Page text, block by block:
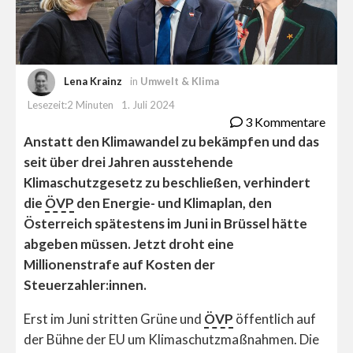
Lena Krainz in Umwelt & Klima
Lesezeit:2 Minuten
1. Juli 2024
3 Kommentare
Anstatt den Klimawandel zu bekämpfen und das
seit über drei Jahren ausstehende
Klimaschutzgesetz zu beschließen, verhindert
die ÖVP den Energie- und Klimaplan, den
Österreich spätestens im Juni in Brüssel hätte
abgeben müssen. Jetzt droht eine
Millionenstrafe auf Kosten der
Steuerzahler:innen.
Erst im Juni stritten Grüne und ÖVP öffentlich auf
der Bühne der EU um Klimaschutzmaßnahmen. Die